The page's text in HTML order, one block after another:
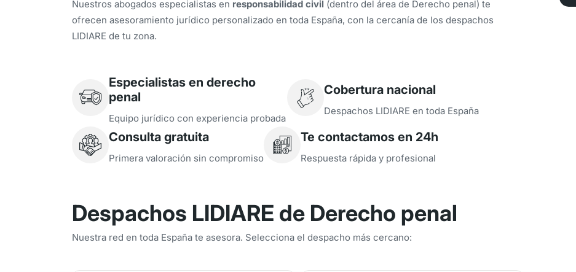
Nuestros abogados especialistas en responsabilidad civil (dentro del área de Derecho penal) te
ofrecen asesoramiento jurídico personalizado en toda España, con la cercanía de los despachos
LIDIARE de tu zona.
Especialistas en derecho
penal
Equipo jurídico con experiencia probada
Cobertura nacional
Despachos LIDIARE en toda España
Consulta gratuita
Primera valoración sin compromiso
Te contactamos en 24h
Respuesta rápida y profesional
Despachos LIDIARE de Derecho penal
Nuestra red en toda España te asesora. Selecciona el despacho más cercano: